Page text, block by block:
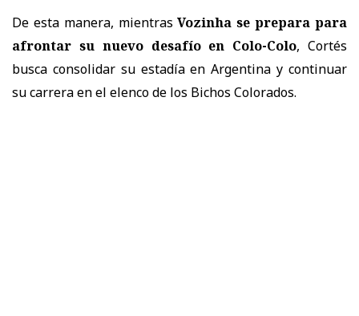
De esta manera, mientrasVozinha se prepara para
afrontar su nuevo desafío en Colo-Colo, Cortés
busca consolidar su estadía en Argentina y continuar
su carrera en el elenco de los Bichos Colorados.